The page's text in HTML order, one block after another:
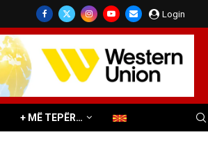
Login
+ MË TEPËR…